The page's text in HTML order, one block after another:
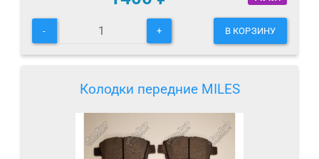
- + В КОРЗИНУ
Колодки передние MILES